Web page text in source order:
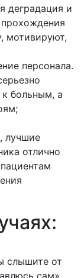
деградация и
прохождения
мотивируют,
персонала.
больным, а
лучшие
отлично
слышите от
сам»,